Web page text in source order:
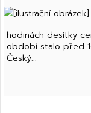
hodinách desítky
období stalo před
Český...